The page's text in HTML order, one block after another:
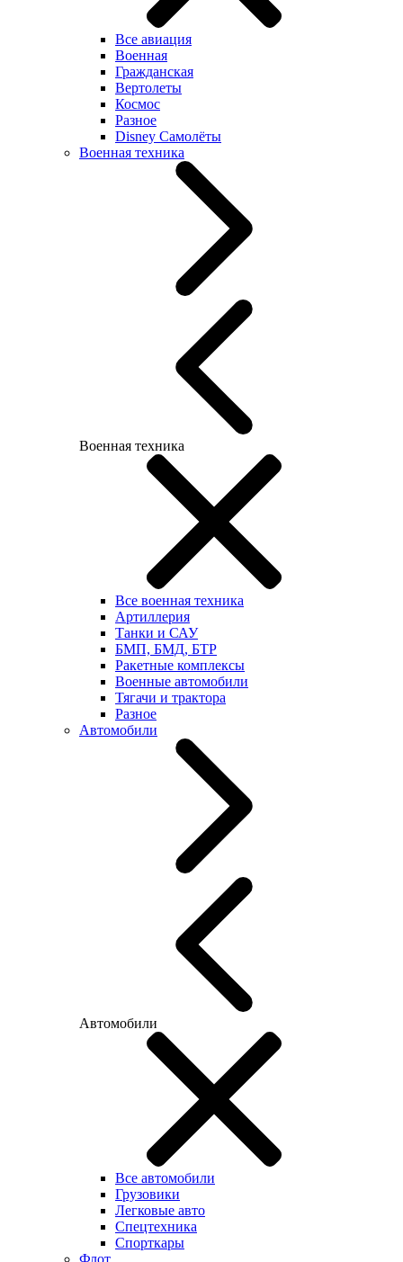
Все авиация
Военная
Гражданская
Вертолеты
Космос
Разное
Disney Самолёты
Военная техника
Военная техника
Все военная техника
Артиллерия
Танки и САУ
БМП, БМД, БТР
Ракетные комплексы
Военные автомобили
Тягачи и трактора
Разное
Автомобили
Автомобили
Все автомобили
Грузовики
Легковые авто
Спецтехника
Спорткары
Флот